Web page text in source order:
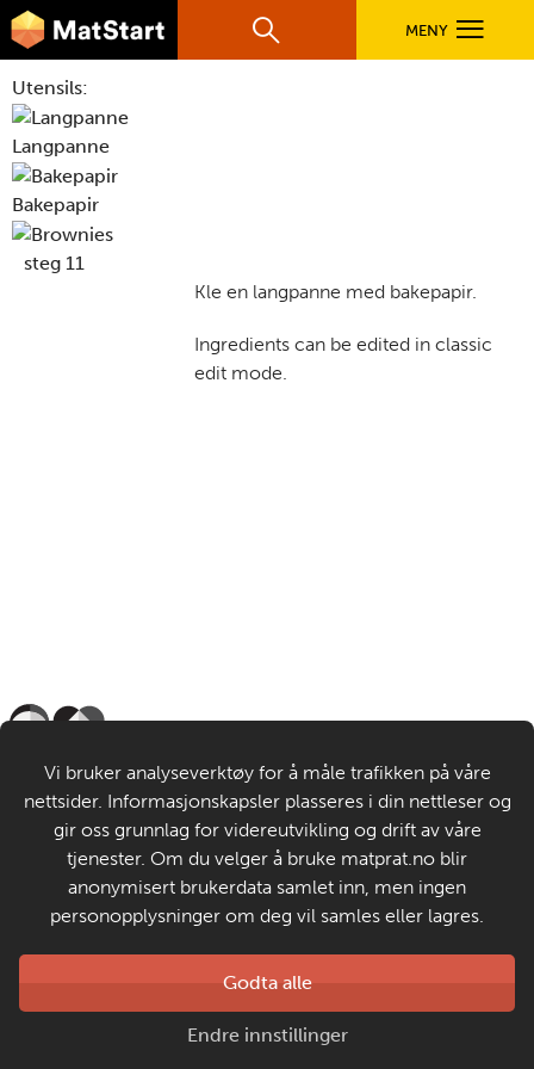
Hopp til hovedinnhold
hovednavigasjonsmobilversjon
MatStart
Søk MENY
OPPSKRIFTER
FILM
FØR DU STARTER
Utensils:
Langpanne
Bakepapir
steg 11
Kle en langpanne med bakepapir.
Ingredients can be edited in classic
edit mode.
Om MatStart
Kontakt oss
Personvern og informasjonskapsler
Laget av
Matprat
Vi bruker analyseverktøy for å måle trafikken på våre
nettsider. Informasjonskapsler plasseres i din nettleser og
gir oss grunnlag for videreutvikling og drift av våre
tjenester. Om du velger å bruke matprat.no blir
anonymisert brukerdata samlet inn, men ingen
personopplysninger om deg vil samles eller lagres.
Godta alle
Endre innstillinger